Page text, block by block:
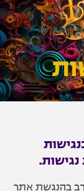
רב בהנגשת אתר